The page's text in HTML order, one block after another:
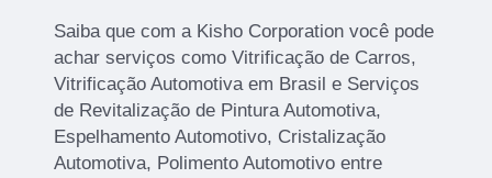
Saiba que com a Kisho Corporation você pode
achar serviços como Vitrificação de Carros,
Vitrificação Automotiva em Brasil e Serviços
de Revitalização de Pintura Automotiva,
Espelhamento Automotivo, Cristalização
Automotiva, Polimento Automotivo entre